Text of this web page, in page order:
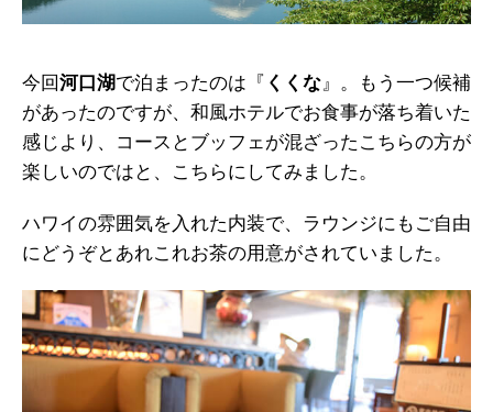
今回河口湖で泊まったのは『 くくな』。もう一つ候補
があったのですが、和風ホテルでお食事が落ち着いた
感じより、コースとブッフェが混ざったこちらの方が
楽しいのではと、こちらにしてみました。
ハワイの雰囲気を入れた内装で、ラウンジにもご自由
にどうぞとあれこれお茶の用意がされていました。